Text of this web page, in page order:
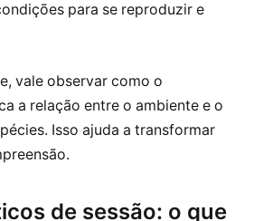
para se reproduzir e
vale observar como o
a relação entre o ambiente e o
Isso ajuda a transformar
de sessão: o que